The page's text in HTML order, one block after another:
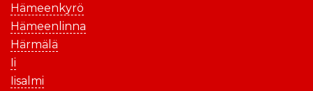
Hämeenkyrö
Hämeenlinna
Härmälä
Ii
Iisalmi